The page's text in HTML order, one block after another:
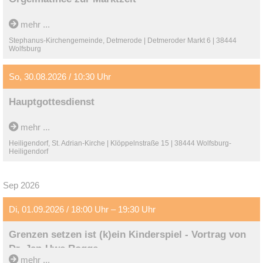
30-minütiges Orgelkonzert mit Werken aus verschiedenen
Jahrhunderten
mehr ...
Stephanus-Kirchengemeinde, Detmerode | Detmeroder Markt 6 | 38444
Wolfsburg
So, 30.08.2026 / 10:30 Uhr
Hauptgottesdienst
mehr ...
Heiligendorf, St. Adrian-Kirche | Klöppelnstraße 15 | 38444 Wolfsburg-
Heiligendorf
Sep 2026
Di, 01.09.2026 / 18:00 Uhr – 19:30 Uhr
Grenzen setzen ist (k)ein Kinderspiel - Vortrag von
Dr. Jan-Uwe Rogge
mehr ...